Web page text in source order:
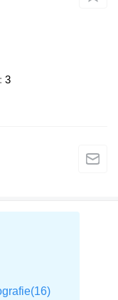
3